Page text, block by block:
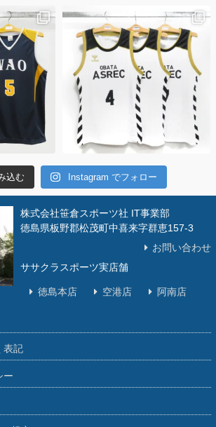
込む Instagram でフォロー
株式会社笹倉スポーツ社 IT事業部
徳島県板野郡松茂町中喜来字群恵157-3
お問い合わせ
ササクラスポーツ実店舗
徳島本店 空港店 阿南店
表記
ー